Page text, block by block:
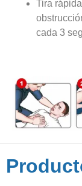
Tira
cada 3